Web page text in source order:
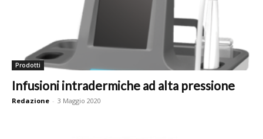
Prodotti
Infusioni intradermiche ad alta pressione
Redazione - 3 Maggio 2020